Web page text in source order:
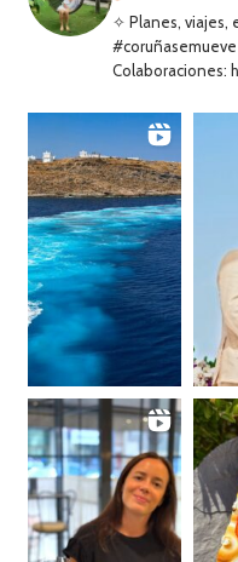
✧ Planes, viajes,
Colaboraciones: